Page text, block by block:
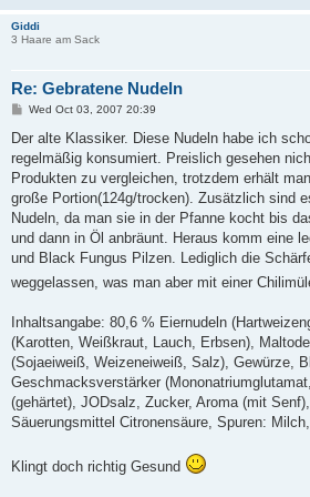
Giddi
3 Haare am Sack
Re: Gebratene Nudeln
P
s
Wed Oct 03, 2007 20:39
Der alte Klassiker. Diese Nudeln habe ich
regelmäßig konsumiert. Preislich gesehen
Produkten zu vergleichen, trotzdem erhält
große Portion(124g/trocken). Zusätzlich sind
Nudeln, da man sie in der Pfanne kocht bis
und dann in Öl anbräunt. Heraus komm eine
und Black Fungus Pilzen. Lediglich die
weggelassen, was man aber mit einer
Inhaltsangabe: 80,6 % Eiernudeln
(Karotten, Weißkraut, Lauch, Erbsen),
(Sojaeiweiß, Weizeneiweiß, Salz), Gewürze,
Geschmacksverstärker
(gehärtet), JODsalz, Zucker, Aroma (mit
Säuerungsmittel Citronensäure, Spuren:
Klingt doch richtig Gesund